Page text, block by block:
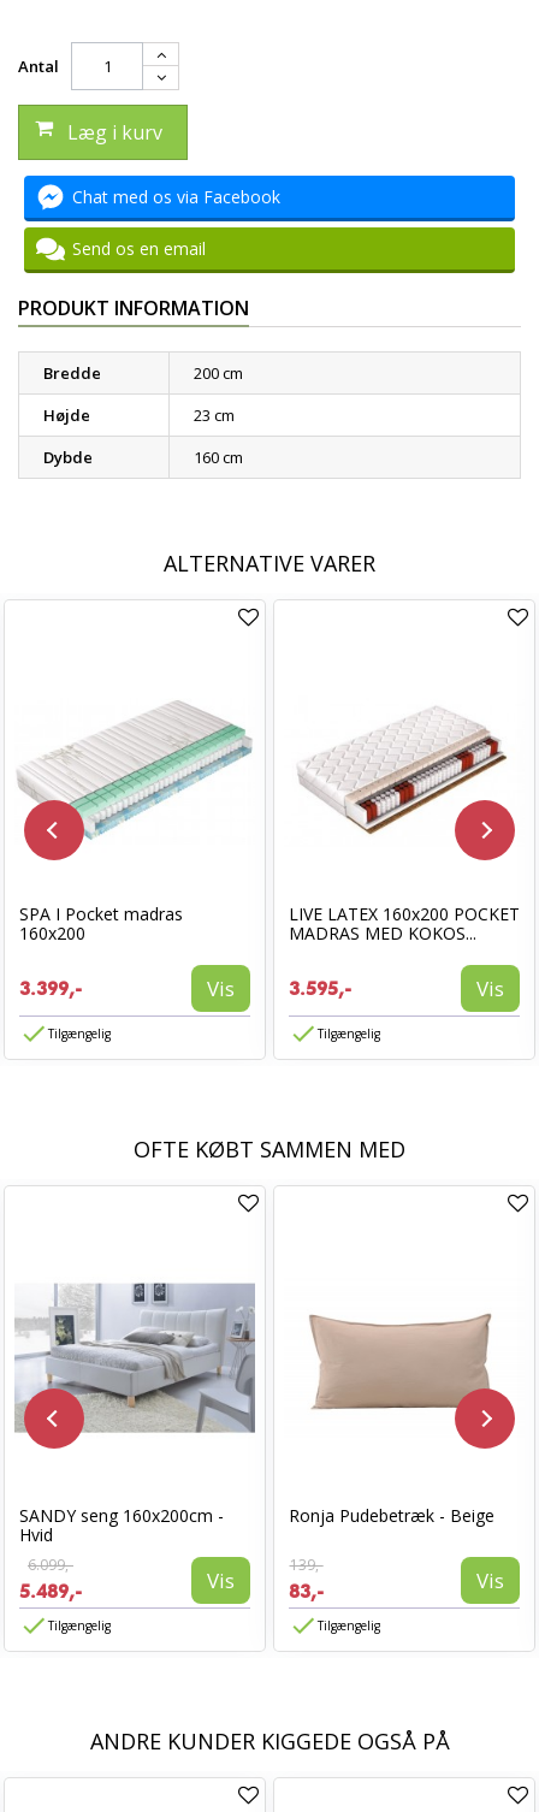
Antal
Læg i kurv
Chat med os via Facebook
Send os en email
PRODUKT INFORMATION
Bredde
200 cm
Højde
23 cm
Dybde
160 cm
ALTERNATIVE VARER
SPA I Pocket madras
160x200
3.399,- Vis
Tilgængelig
LIVE LATEX 160x200 POCKET
MADRAS MED KOKOS...
3.595,- Vis
Tilgængelig
OFTE KØBT SAMMEN MED
SANDY seng 160x200cm -
Hvid
6.099,-
5.489,- Vis
Tilgængelig
Ronja Pudebetræk - Beige
139,-
83,- Vis
Tilgængelig
ANDRE KUNDER KIGGEDE OGSÅ PÅ